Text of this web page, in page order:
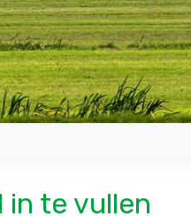
in te vullen